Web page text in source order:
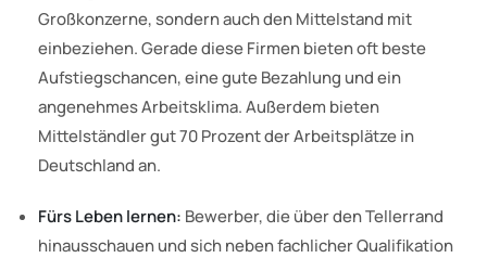
Großkonzerne, sondern auch den Mittelstand mit
einbeziehen. Gerade diese Firmen bieten oft beste
Aufstiegschancen, eine gute Bezahlung und ein
angenehmes Arbeitsklima. Außerdem bieten
Mittelständler gut 70 Prozent der Arbeitsplätze in
Deutschland an.
Fürs Leben lernen: Bewerber, die über den Tellerrand
hinausschauen und sich neben fachlicher Qualifikation